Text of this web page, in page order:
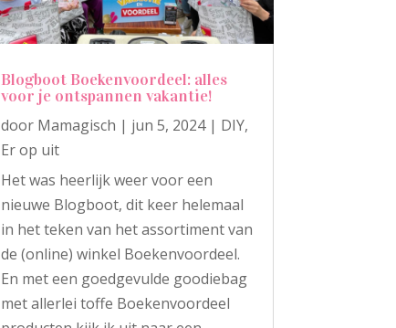
Blogboot Boekenvoordeel: alles
voor je ontspannen vakantie!
door Mamagisch | jun 5, 2024| DIY,
Er op uit
Het was heerlijk weer voor een
nieuwe Blogboot, dit keer helemaal
in het teken van het assortiment van
de (online) winkel Boekenvoordeel.
En met een goedgevulde goodiebag
met allerlei toffe Boekenvoordeel